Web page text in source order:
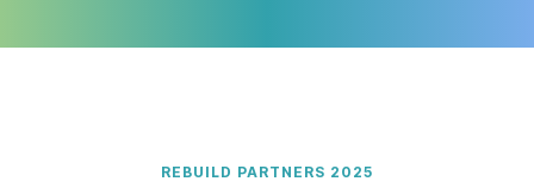
REBUILD PARTNERS 2025